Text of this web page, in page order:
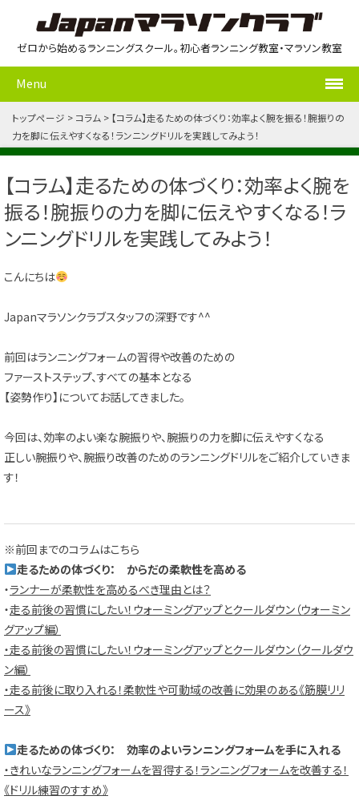
ゼロから始めるランニングスクール。初心者ランニング教室・マラソン教室
Menu
トップページ コラム
【コラム】走るための体づくり：効率よく腕を振る！腕振りの
力を脚に伝えやすくなる！ランニングドリルを実践してみよう！
【コラム】走るための体づくり：効率よく腕を
振る！腕振りの力を脚に伝えやすくなる！ラ
ンニングドリルを実践してみよう！
こんにちは
Japanマラソンクラブスタッフの深野です^^
前回はランニングフォームの習得や改善のための
ファーストステップ、すべての基本となる
【姿勢作り】についてお話してきました。
今回は、効率のよい楽な腕振りや、腕振りの力を脚に伝えやすくなる
正しい腕振りや、腕振り改善のためのランニングドリルをご紹介していきま
す！
※前回までのコラムはこちら
走るための体づくり： からだの柔軟性を高める
・ランナーが柔軟性を高めるべき理由とは？
・走る前後の習慣にしたい！ウォーミングアップとクールダウン（ウォーミン
グアップ編）
・走る前後の習慣にしたい！ウォーミングアップとクールダウン（クールダウ
ン編）
・走る前後に取り入れる！柔軟性や可動域の改善に効果のある《筋膜リリ
ース》
走るための体づくり： 効率のよいランニングフォームを手に入れる
・きれいなランニングフォームを習得する！ランニングフォームを改善する！
《ドリル練習のすすめ》